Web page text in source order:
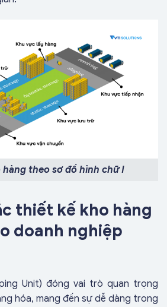
hàng theo sơ đồ hình chữ I
thiết kế kho hàng
doanh nghiệp
Unit) đóng vai trò quan trọng
hóa, mang đến sự dễ dàng trong